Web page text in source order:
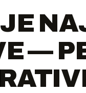
—